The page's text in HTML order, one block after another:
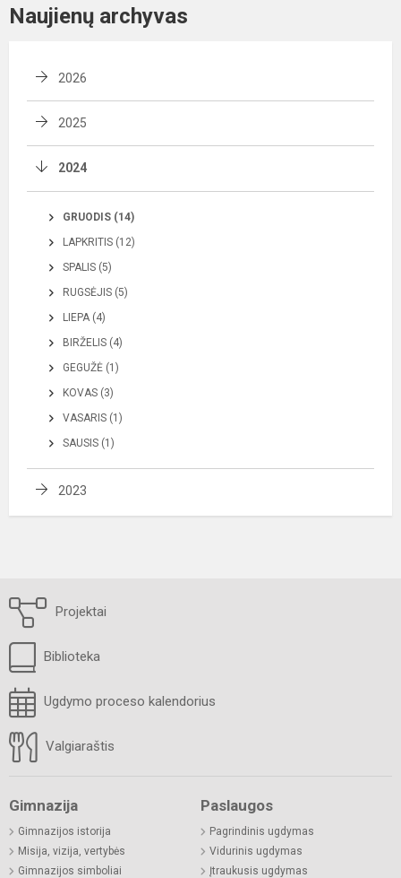
Naujienų archyvas
2026
2025
2024
GRUODIS (14)
LAPKRITIS (12)
SPALIS (5)
RUGSĖJIS (5)
LIEPA (4)
BIRŽELIS (4)
GEGUŽĖ (1)
KOVAS (3)
VASARIS (1)
SAUSIS (1)
2023
Projektai
Biblioteka
Ugdymo proceso kalendorius
Valgiaraštis
Gimnazija
Gimnazijos istorija
Misija, vizija, vertybės
Gimnazijos simboliai
Paslaugos
Pagrindinis ugdymas
Vidurinis ugdymas
Įtraukusis ugdymas